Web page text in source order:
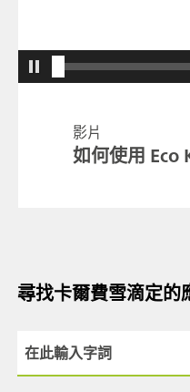
影片
如何使用 Eco
尋找卡爾費雪滴定的